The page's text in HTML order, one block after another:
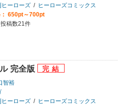
ヒーローズ /
ヒーローズコミックス
650pt～700pt
投稿数21件
完全版
智裕
ヒーローズ /
ヒーローズコミックス